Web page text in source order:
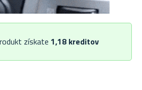
získate 1,18 kreditov